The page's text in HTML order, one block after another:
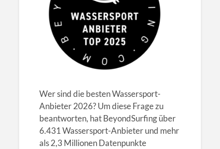
Wer sind die besten Wassersport-
Anbieter 2026? Um diese Frage zu
beantworten, hat BeyondSurfing über
6.431 Wassersport-Anbieter und mehr
als 2,3 Millionen Datenpunkte